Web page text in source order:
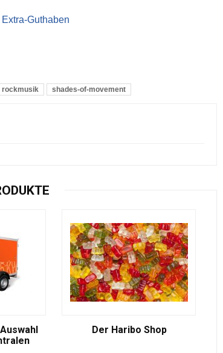
Guthaben
rockmusik shades-of-movement
Der Haribo Shop